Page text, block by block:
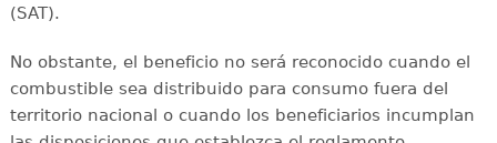
(SAT).
No obstante, el beneficio no será reconocido cuando el
combustible sea distribuido para consumo fuera del
territorio nacional o cuando los beneficiarios incumplan